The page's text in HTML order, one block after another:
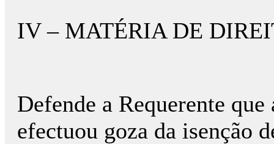
IV – MATÉRIA DE
Defende a Requerente
efectuou goza da isenção